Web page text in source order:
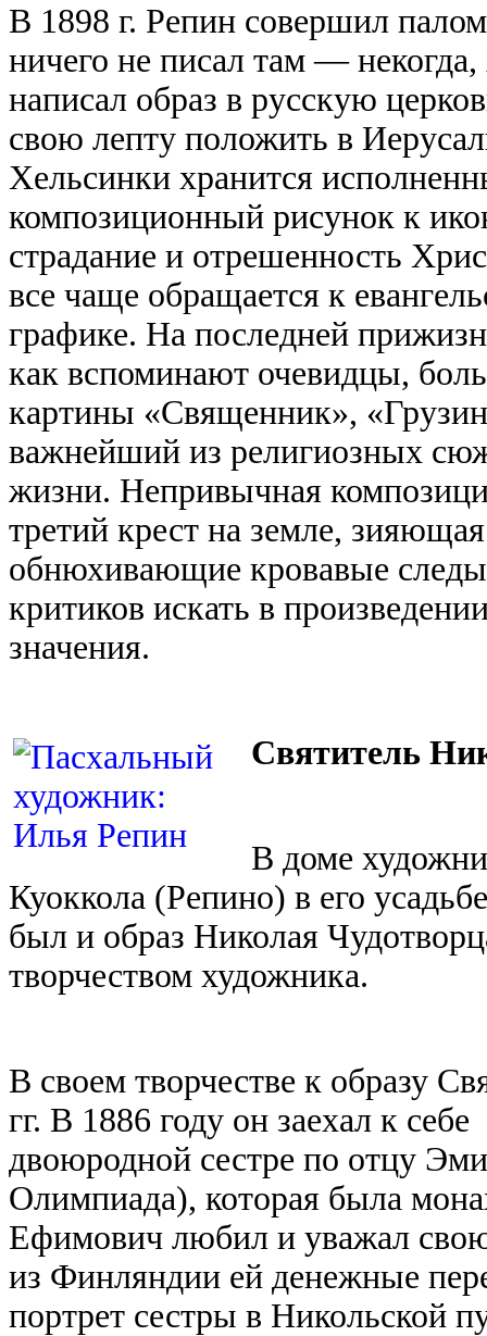
В 1898 г. Репин совершил
ничего не писал там —
написал образ в русскую
свою лепту положить в
Хельсинки хранится
композиционный рисунок к
страдание и отрешенность
все чаще обращается к
графике. На последней
как вспоминают очевидцы,
картины «Священник»,
важнейший из религиозных
жизни. Непривычная
третий крест на земле,
обнюхивающие кровавые
критиков искать в
значения.
Святитель
В доме
Куоккола (Репино) в его
был и образ Николая
творчеством художника.
В своем творчестве к образу
гг. В 1886 году он заехал к
двоюродной сестре по отцу
Олимпиада), которая была
Ефимович любил и уважал
из Финляндии ей денежные
портрет сестры в Никольской